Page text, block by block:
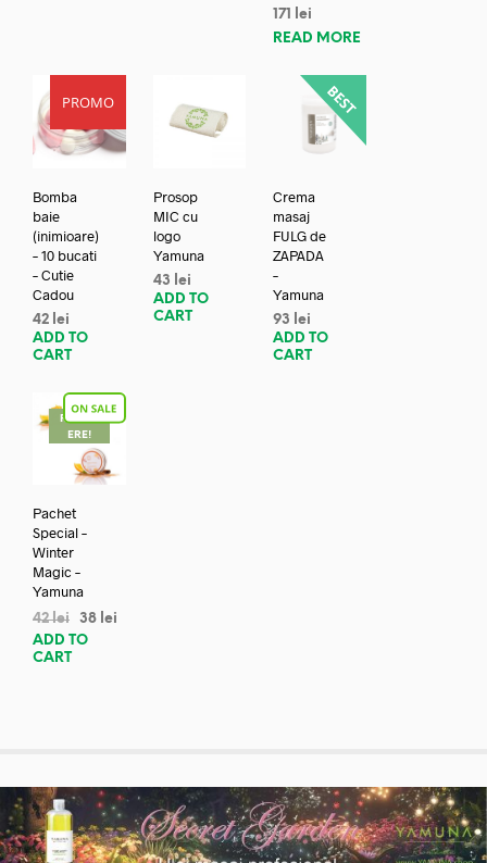
171
lei
READ MORE
PROMO
Bomba
baie
(inimioare)
– 10 bucati
– Cutie
Cadou
42 lei
ADD TO
CART
Prosop
MIC cu
logo
Yamuna
43
lei
ADD TO
CART
Crema
masaj
FULG de
ZAPADA
–
Yamuna
93
lei
ADD TO
CART
REDUC
ERE!
Pachet
Special –
Winter
Magic –
Yamuna
42lei 38 lei
ADD TO
CART